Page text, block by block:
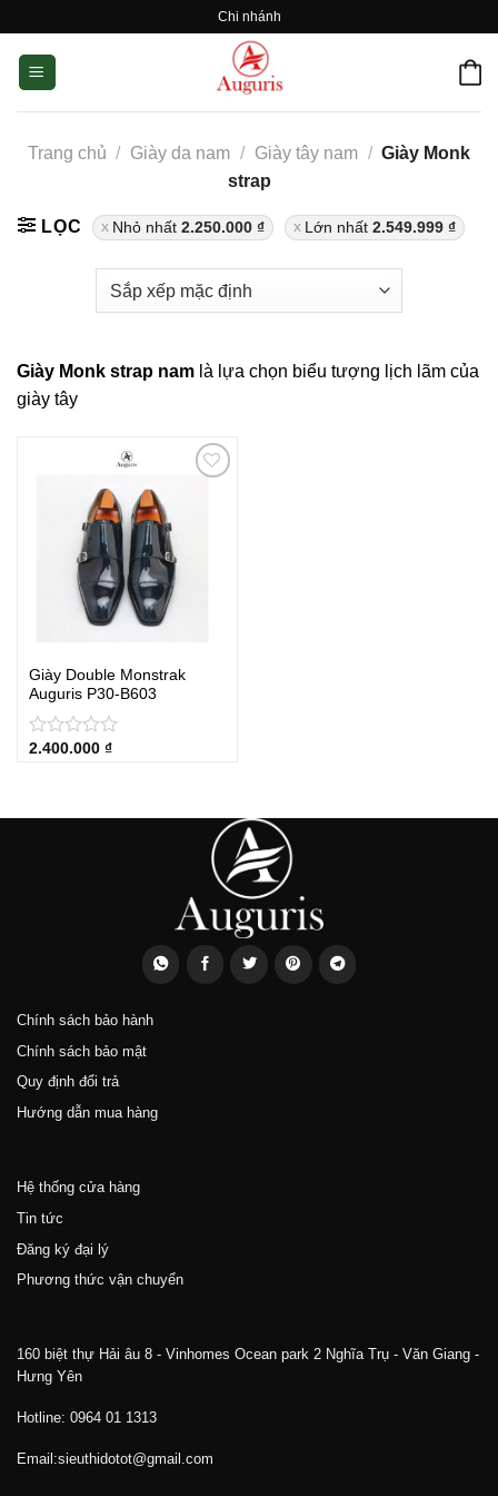
content
Chi nhánh
Trang chủ / Giày da nam / Giày tây nam / Giày Monk
strap
LỌC Nhỏ nhất 2.250.000 ₫ Lớn nhất 2.549.999 ₫
Giày Monk strap nam là lựa chọn biểu tượng lịch lãm của
giày tây
Giày Double Monstrak
Auguris P30-B603
★
★
★
★
★
2.400.000 ₫
Chính sách bảo hành
Chính sách bảo mật
Quy định đổi trả
Hướng dẫn mua hàng
Hệ thống cửa hàng
Tin tức
Đăng ký đại lý
Phương thức vận chuyển
160 biệt thự Hải âu 8 - Vinhomes Ocean park 2 Nghĩa Trụ - Văn Giang -
Hưng Yên
Hotline: 0964 01 1313
Email:sieuthidotot@gmail.com